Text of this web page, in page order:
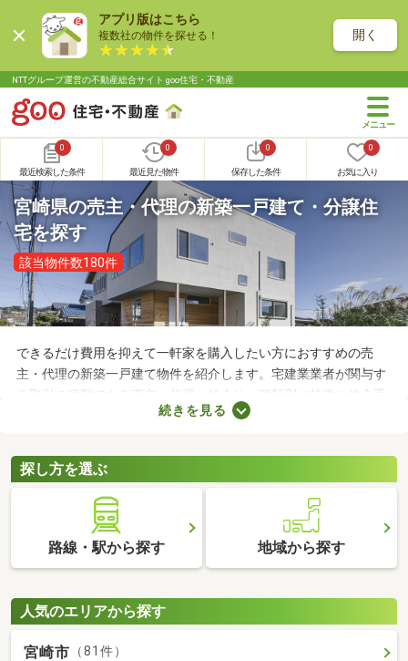
アプリ版はこちら
複数社の物件を探せる！ 開く
NTTグループ運営の不動産総合サイト goo住宅・不動産
0
最近検索した条件
0
最近見た物件
0
保存した条件
0
お気に入り
宮崎県の売主・代理の新築一戸建て・分譲住
宅を探す
該当物件数180件
できるだけ費用を抑えて一軒家を購入したい方におすすめの売
主・代理の新築一戸建て物件を紹介します。宅建業業者が関与す
る取引の種類である売主・代理・仲介は、種類別に特徴や仲介手
数料の有無が異なります。売主と代理で取引する際は仲介手数料
新築一戸建てを手に入れたい方は、ぜひチェックしてみてくださ
いね。
続きを見る
探し方を選ぶ
路線・駅から探す 地域から探す
人気のエリアから探す
宮崎市 （81件）